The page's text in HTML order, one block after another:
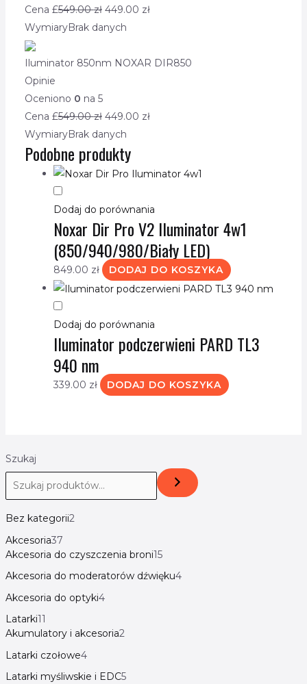
Szukaj
Bez kategorii2
Akcesoria37
Akcesoria do czyszczenia broni15
Akcesoria do moderatorów dźwięku4
Akcesoria do optyki4
Latarki11
Akumulatory i akcesoria2
Latarki czołowe4
Latarki myśliwskie i EDC5
Cena £549.00zł 449.00 zł
WymiaryBrak danych
Iluminator 850nm NOXAR DIR850
Opinie
Oceniono 0 na 5
Cena £549.00zł 449.00 zł
WymiaryBrak danych
Podobne produkty
Dodaj do porównania
Noxar Dir Pro V2 Iluminator 4w1
(850/940/980/Biały LED)
849.00 zł DODAJ DO KOSZYKA
Dodaj do porównania
Iluminator podczerwieni PARD TL3
940 nm
339.00 zł DODAJ DO KOSZYKA